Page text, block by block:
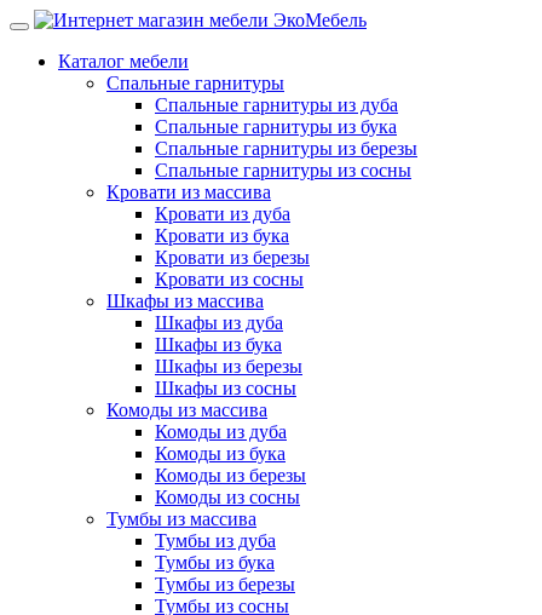
Каталог мебели
Спальные гарнитуры
Спальные гарнитуры из дуба
Спальные гарнитуры из бука
Спальные гарнитуры из березы
Спальные гарнитуры из сосны
Кровати из массива
Кровати из дуба
Кровати из бука
Кровати из березы
Кровати из сосны
Шкафы из массива
Шкафы из дуба
Шкафы из бука
Шкафы из березы
Шкафы из сосны
Комоды из массива
Комоды из дуба
Комоды из бука
Комоды из березы
Комоды из сосны
Тумбы из массива
Тумбы из дуба
Тумбы из бука
Тумбы из березы
Тумбы из сосны